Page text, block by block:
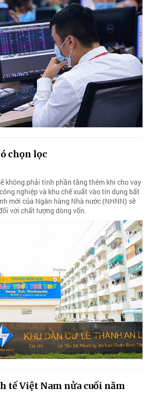
chọn lọc
không phải tính phần tăng thêm khi cho vay
nghiệp và khu chế xuất vào tín dụng bất
mới của Ngân hàng Nhà nước (NHNN) sẽ
với chất lượng dòng vốn.
tế Việt Nam nửa cuối năm